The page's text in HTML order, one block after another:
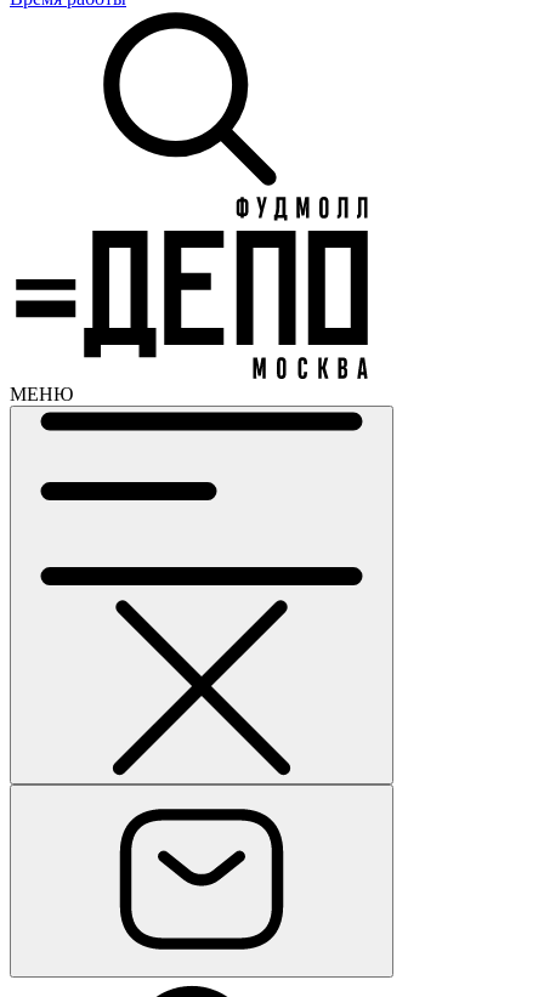
МЕНЮ